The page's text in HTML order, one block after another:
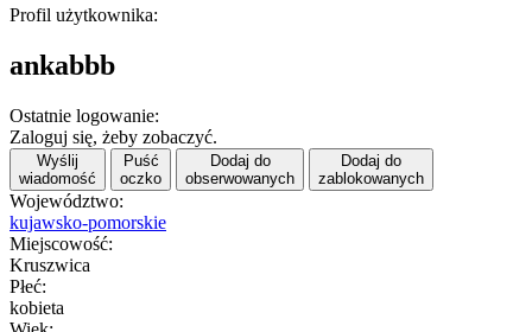
Profil użytkownika:
ankabbb
Ostatnie logowanie:
Zaloguj się, żeby zobaczyć.
Wyślij
wiadomość
Puść
oczko
Dodaj do
obserwowanych
Dodaj do
zablokowanych
Województwo:
kujawsko-pomorskie
Miejscowość:
Kruszwica
Płeć:
kobieta